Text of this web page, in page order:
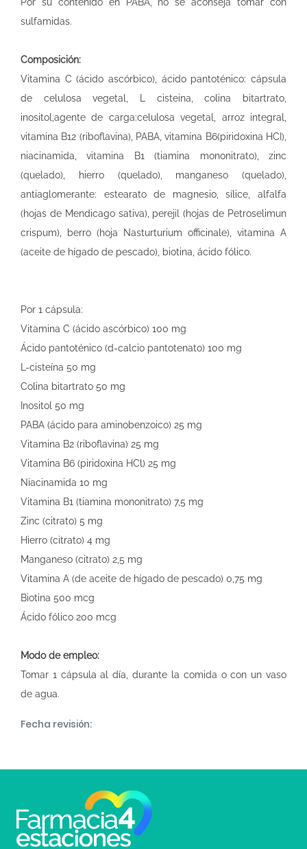
sulfamidas.
Composición:
Vitamina C (ácido ascórbico), ácido pantoténico: cápsula
de celulosa vegetal, L cisteina, colina bitartrato,
inositol,agente de carga:celulosa vegetal, arroz integral,
vitamina B12 (riboflavina), PABA, vitamina B6(piridoxina HCI),
niacinamida, vitamina B1 (tiamina mononitrato), zinc
(quelado), hierro (quelado), manganeso (quelado),
antiaglomerante: estearato de magnesio, sílice, alfalfa
(hojas de Mendicago sativa), perejil (hojas de Petroselimun
crispum), berro (hoja Nasturturium officinale), vitamina A
(aceite de hígado de pescado), biotina, ácido fólico.
Por 1 cápsula:
Vitamina C (ácido ascórbico) 100 mg
Ácido pantoténico (d-calcio pantotenato) 100 mg
L-cisteína 50 mg
Colina bitartrato 50 mg
Inositol 50 mg
PABA (ácido para aminobenzoico) 25 mg
Vitamina B2 (riboflavina) 25 mg
Vitamina B6 (piridoxina HCl) 25 mg
Niacinamida 10 mg
Vitamina B1 (tiamina mononitrato) 7,5 mg
Zinc (citrato) 5 mg
Hierro (citrato) 4 mg
Manganeso (citrato) 2,5 mg
Vitamina A (de aceite de hígado de pescado) 0,75 mg
Biotina 500 mcg
Ácido fólico 200 mcg
Modo de empleo:
Tomar 1 cápsula al día, durante la comida o con un vaso
de agua.
Fecha revisión: